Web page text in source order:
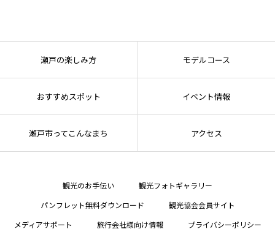
瀬戸の楽しみ方 モデルコース
おすすめスポット イベント情報
瀬戸市ってこんなまち アクセス
観光のお手伝い
観光フォトギャラリー
パンフレット無料ダウンロード
観光協会会員サイト
メディアサポート
旅行会社様向け情報 プライバシーポリシー